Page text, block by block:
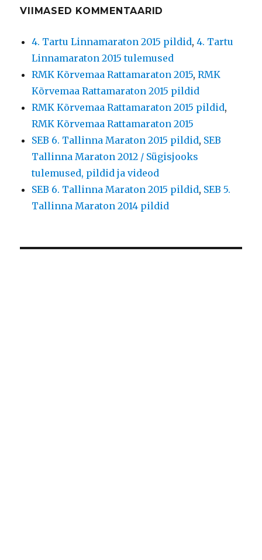
VIIMASED KOMMENTAARID
4. Tartu Linnamaraton 2015 pildid,4. Tartu
Linnamaraton 2015 tulemused
RMK Kõrvemaa Rattamaraton 2015,RMK
Kõrvemaa Rattamaraton 2015 pildid
RMK Kõrvemaa Rattamaraton 2015 pildid,
RMK Kõrvemaa Rattamaraton 2015
SEB 6. Tallinna Maraton 2015 pildid, SEB
Tallinna Maraton 2012 / Sügisjooks
tulemused, pildid ja videod
SEB 6. Tallinna Maraton 2015 pildid, SEB 5.
Tallinna Maraton 2014 pildid